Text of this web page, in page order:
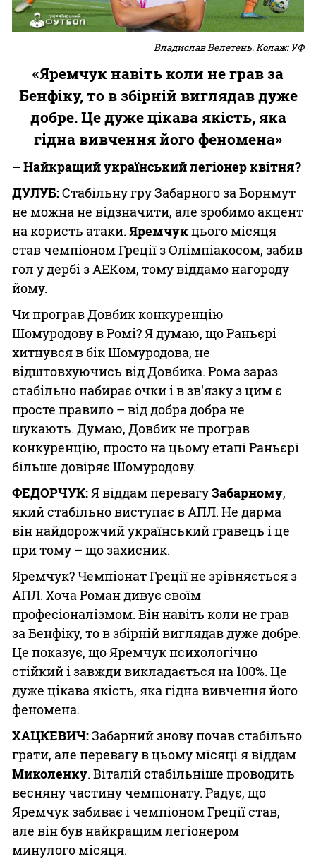
Владислав Велетень. Колаж: УФ
«Яремчук навіть коли не грав за
Бенфіку, то в збірній виглядав дуже
добре. Це дуже цікава якість, яка
гідна вивчення його феномена»
– Найкращий український легіонер квітня?
ДУЛУБ:Стабільну гру Забарного за Борнмут
не можна не відзначити, але зробимо акцент
на користь атаки. Яремчукцього місяця
став чемпіоном Греції з Олімпіакосом, забив
гол у дербі з АЕКом, тому віддамо нагороду
йому.
Чи програв Довбик конкуренцію
Шомуродову в Ромі? Я думаю, що Раньєрі
хитнувся в бік Шомуродова, не
відштовхуючись від Довбика. Рома зараз
стабільно набирає очки і в зв'язку з цим є
просте правило – від добра добра не
шукають. Думаю, Довбик не програв
конкуренцію, просто на цьому етапі Раньєрі
більше довіряє Шомуродову.
ФЕДОРЧУК:Я віддам перевагуЗабарному,
який стабільно виступає в АПЛ. Не дарма
він найдорожчий український гравець і це
при тому – що захисник.
Яремчук? Чемпіонат Греції не зрівняється з
АПЛ. Хоча Роман дивує своїм
професіоналізмом. Він навіть коли не грав
за Бенфіку, то в збірній виглядав дуже добре.
Це показує, що Яремчук психологічно
стійкий і завжди викладається на 100%. Це
дуже цікава якість, яка гідна вивчення його
феномена.
ХАЦКЕВИЧ:Забарний знову почав стабільно
грати, але перевагу в цьому місяці я віддам
Миколенку. Віталій стабільніше проводить
весняну частину чемпіонату. Радує, що
Яремчук забиває і чемпіоном Греції став,
але він був найкращим легіонером
минулого місяця.